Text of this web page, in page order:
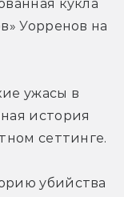
кукла
Уорренов на
ужасы в
история
сеттинге.
убийства